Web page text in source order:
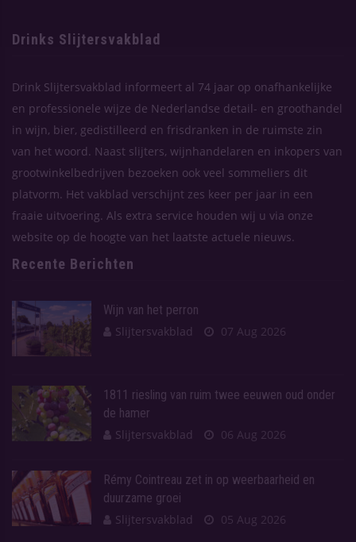
Drinks Slijtersvakblad
Drink Slijtersvakblad informeert al 74 jaar op onafhankelijke
en professionele wijze de Nederlandse detail- en groothandel
in wijn, bier, gedistilleerd en frisdranken in de ruimste zin
van het woord. Naast slijters, wijnhandelaren en inkopers van
grootwinkelbedrijven bezoeken ook veel sommeliers dit
platvorm. Het vakblad verschijnt zes keer per jaar in een
fraaie uitvoering. Als extra service houden wij u via onze
website op de hoogte van het laatste actuele nieuws.
Recente Berichten
Wijn van het perron
Slijtersvakblad
07 Aug 2026
1811 riesling van ruim twee eeuwen oud onder
de hamer
Slijtersvakblad
06 Aug 2026
Rémy Cointreau zet in op weerbaarheid en
duurzame groei
Slijtersvakblad
05 Aug 2026